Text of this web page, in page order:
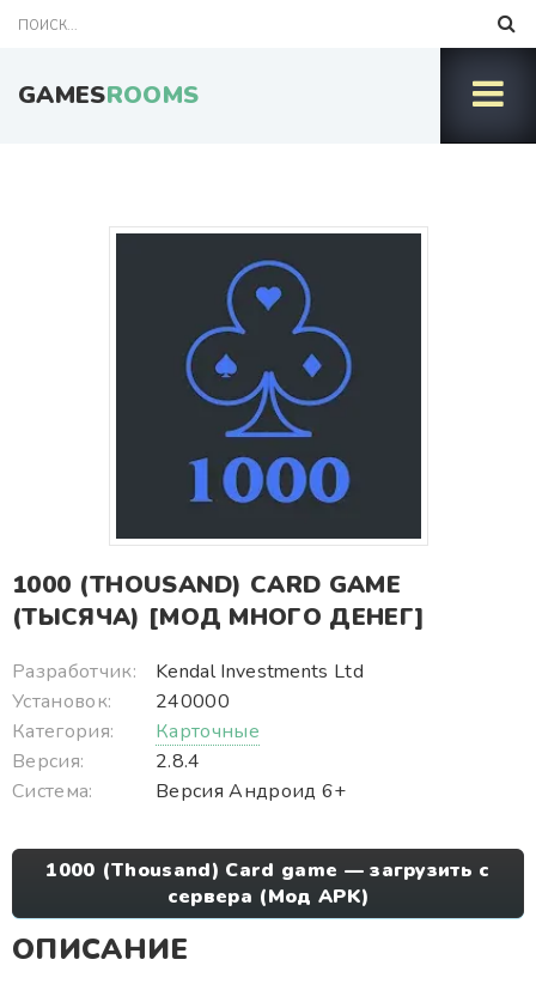
GAMESROOMS
1000 (THOUSAND) CARD GAME
(ТЫСЯЧА) [МОД МНОГО ДЕНЕГ]
Разработчик:
Kendal Investments Ltd
Установок:
240000
Категория:
Карточные
Версия:
2.8.4
Система:
Версия Андроид 6+
1000 (Thousand) Card game — загрузить с
сервера (Мод APK)
ОПИСАНИЕ